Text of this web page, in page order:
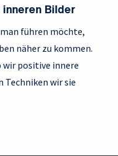
inneren Bilder
man führen möchte,
näher zu kommen.
positive innere
Techniken wir sie